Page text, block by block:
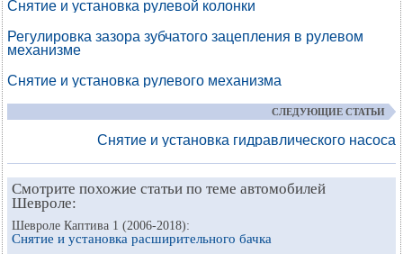
Снятие и установка рулевой колонки
Регулировка зазора зубчатого зацепления в рулевом
механизме
Снятие и установка рулевого механизма
СЛЕДУЮЩИЕ СТАТЬИ
Снятие и установка гидравлического насоса
Смотрите похожие статьи по теме автомобилей
Шевроле:
Шевроле Каптива 1 (2006-2018):
Снятие и установка расширительного бачка